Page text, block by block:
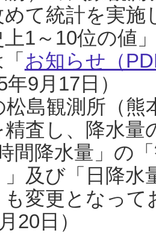
て統計を実
上1～10位の値
お知らせ（
9月17日）
島観測所（熊
査し、降水
間降水量」の
」及び「日降
変更となっ
20日）